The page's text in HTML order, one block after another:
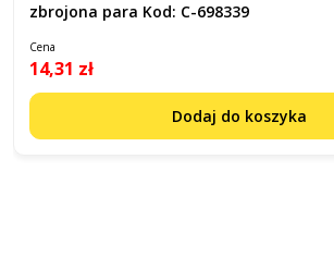
zbrojona para Kod: C-698339
Cena
14,31 zł
Dodaj do koszyka